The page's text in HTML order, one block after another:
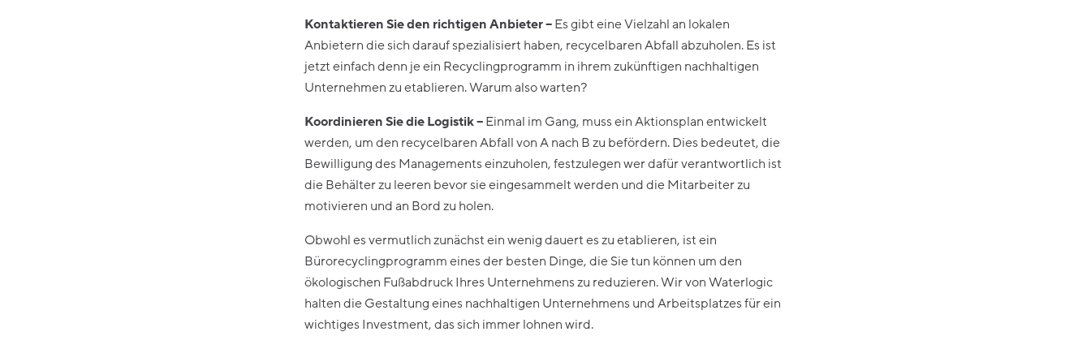
Kontaktieren Sie den richtigen Anbieter – Es gibt eine Vielzahl an lokalen
Anbietern die sich darauf spezialisiert haben, recycelbaren Abfall abzuholen. Es ist
jetzt einfach denn je ein Recyclingprogramm in ihrem zukünftigen nachhaltigen
Unternehmen zu etablieren. Warum also warten?
Koordinieren Sie die Logistik – Einmal im Gang, muss ein Aktionsplan entwickelt
werden, um den recycelbaren Abfall von A nach B zu befördern. Dies bedeutet, die
Bewilligung des Managements einzuholen, festzulegen wer dafür verantwortlich ist
die Behälter zu leeren bevor sie eingesammelt werden und die Mitarbeiter zu
motivieren und an Bord zu holen.
Obwohl es vermutlich zunächst ein wenig dauert es zu etablieren, ist ein
Bürorecyclingprogramm eines der besten Dinge, die Sie tun können um den
ökologischen Fußabdruck Ihres Unternehmens zu reduzieren. Wir von Waterlogic
halten die Gestaltung eines nachhaltigen Unternehmens und Arbeitsplatzes für ein
wichtiges Investment, das sich immer lohnen wird.